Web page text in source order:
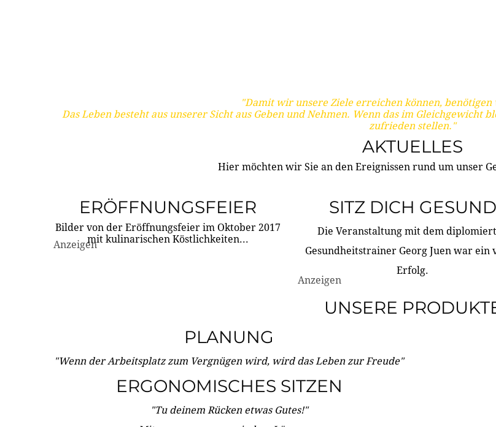
"Damit wir unsere Ziele erreichen können,
Das Leben besteht aus unserer Sicht aus Geben und Nehmen. Wenn das im
zufrieden stellen."
AKTUELLES
Hier möchten wir Sie an den Ereignissen rund um unser
ERÖFFNUNGSFEIER
Bilder von der Eröffnungsfeier im Oktober 2017
mit kulinarischen Köstlichkeiten...
Anzeigen
SITZ DICH GESUND
Die Veranstaltung mit dem
Gesundheitstrainer Georg Juen war ein
Erfolg.
Anzeigen
UNSERE
PLANUNG
"Wenn der Arbeitsplatz zum Vergnügen wird, wird das Leben zur Freude"
ERGONOMISCHES SITZEN
"Tu deinem Rücken etwas Gutes!"